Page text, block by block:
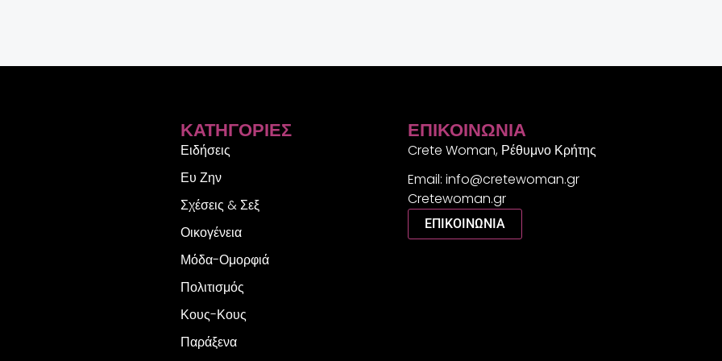
ΚΑΤΗΓΟΡΊΕΣ
Ειδήσεις
Ευ Ζην
Σχέσεις & Σεξ
Οικογένεια
Μόδα-Ομορφιά
Πολιτισμός
Κους-Κους
Παράξενα
ΕΠΙΚΟΙΝΩΝΊΑ
Crete Woman, Ρέθυμνο Κρήτης
Email: info@cretewoman.gr
Cretewoman.gr
ΕΠΙΚΟΙΝΩΝΙΑ